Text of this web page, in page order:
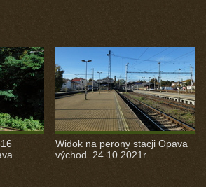
Widok na perony stacji Opava
východ. 24.10.2021r.